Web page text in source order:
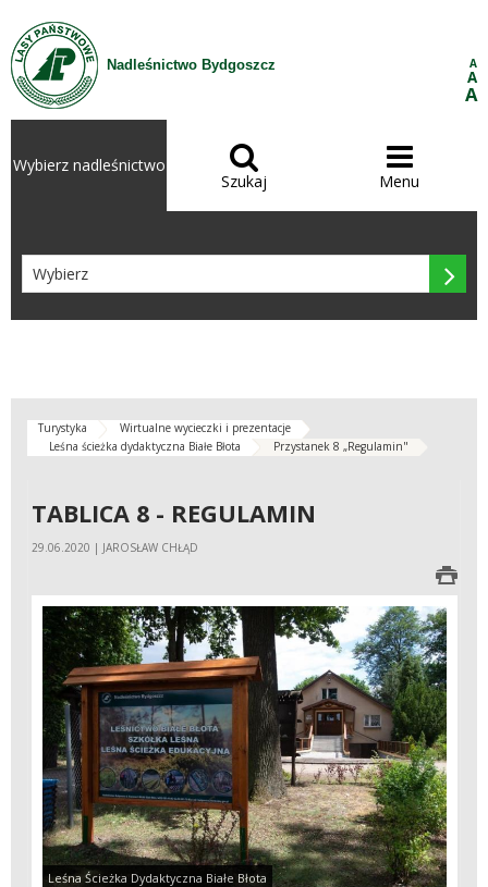
Przejdź do treści
Nadleśnictwo Bydgoszcz A
A
A
Wybierz nadleśnictwo 
Szukaj

Menu

Turystyka
Wirtualne wycieczki i prezentacje
Leśna ścieżka dydaktyczna Białe Błota
Przystanek 8 „Regulamin"
TABLICA 8 - REGULAMIN
29.06.2020 | JAROSŁAW CHŁĄD
Leśna Ścieżka Dydaktyczna Białe Błota